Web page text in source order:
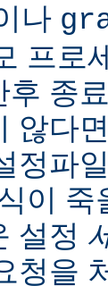
나
프로
후 종
않다
정파
이
설정
청을